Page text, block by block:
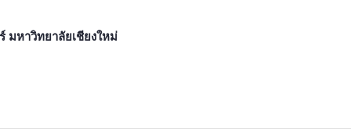
หาวิทยาลัยเชียงใหม่